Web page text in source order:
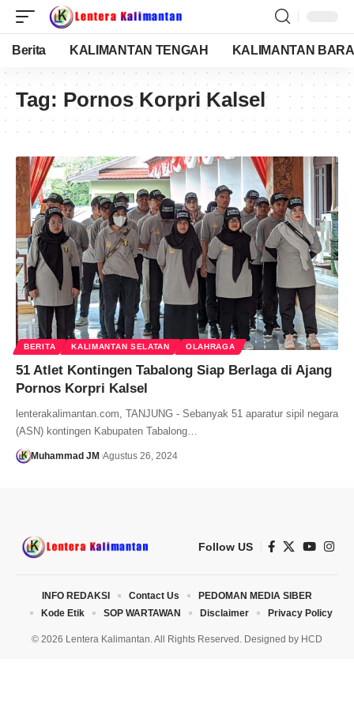
Berita KALIMANTAN TENGAH KALIMANTAN
Tag: Pornos Korpri Kalsel
BERITA KALIMANTAN SELATAN OLAHRAGA
51 Atlet Kontingen Tabalong Siap Berlaga di Ajang
Pornos Korpri Kalsel
lenterakalimantan.com, TANJUNG - Sebanyak 51 aparatur sipil negara
(ASN) kontingen Kabupaten Tabalong…
Muhammad JM Agustus 26, 2024
Follow US
© 2026 Lentera Kalimantan. All Rights Reserved. Designed by HCD
INFO REDAKSI Contact Us
PEDOMAN MEDIA SIBER
Kode Etik
SOP WARTAWAN Disclaimer Privacy Policy